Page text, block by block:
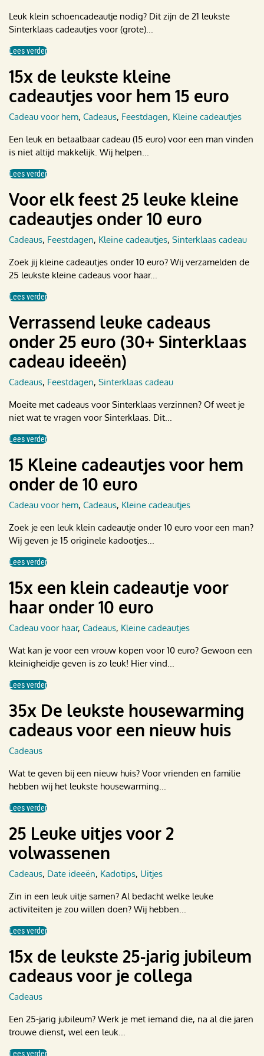
Leuk klein schoencadeautje nodig? Dit zijn de 21 leukste
Sinterklaas cadeautjes voor (grote)...
Lees verder
15x de leukste kleine
cadeautjes voor hem 15 euro
Cadeau voor hem, Cadeaus, Feestdagen, Kleine cadeautjes
Een leuk en betaalbaar cadeau (15 euro) voor een man vinden
is niet altijd makkelijk. Wij helpen...
Lees verder
Voor elk feest 25 leuke kleine
cadeautjes onder 10 euro
Cadeaus, Feestdagen, Kleine cadeautjes, Sinterklaas cadeau
Zoek jij kleine cadeautjes onder 10 euro? Wij verzamelden de
25 leukste kleine cadeaus voor haar...
Lees verder
Verrassend leuke cadeaus
onder 25 euro (30+ Sinterklaas
cadeau ideeën)
Cadeaus, Feestdagen, Sinterklaas cadeau
Moeite met cadeaus voor Sinterklaas verzinnen? Of weet je
niet wat te vragen voor Sinterklaas. Dit...
Lees verder
15 Kleine cadeautjes voor hem
onder de 10 euro
Cadeau voor hem, Cadeaus, Kleine cadeautjes
Zoek je een leuk klein cadeautje onder 10 euro voor een man?
Wij geven je 15 originele kadootjes...
Lees verder
15x een klein cadeautje voor
haar onder 10 euro
Cadeau voor haar, Cadeaus, Kleine cadeautjes
Wat kan je voor een vrouw kopen voor 10 euro? Gewoon een
kleinigheidje geven is zo leuk! Hier vind...
Lees verder
35x De leukste housewarming
cadeaus voor een nieuw huis
Cadeaus
Wat te geven bij een nieuw huis? Voor vrienden en familie
hebben wij het leukste housewarming...
Lees verder
25 Leuke uitjes voor 2
volwassenen
Cadeaus, Date ideeën, Kadotips, Uitjes
Zin in een leuk uitje samen? Al bedacht welke leuke
activiteiten je zou willen doen? Wij hebben...
Lees verder
15x de leukste 25-jarig jubileum
cadeaus voor je collega
Cadeaus
Een 25-jarig jubileum? Werk je met iemand die, na al die jaren
trouwe dienst, wel een leuk...
Lees verder